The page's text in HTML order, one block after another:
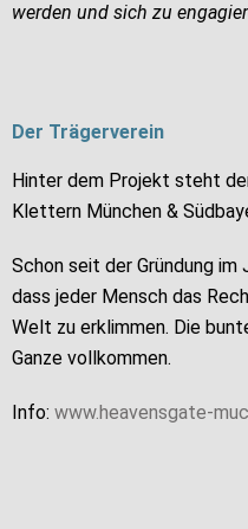
werden und sich zu
Der Trägerverein
Hinter dem Projekt steht
Klettern München &
Schon seit der Gründung
dass jeder Mensch das
Welt zu erklimmen. Die
Ganze vollkommen.
Info: www.heavensgate-